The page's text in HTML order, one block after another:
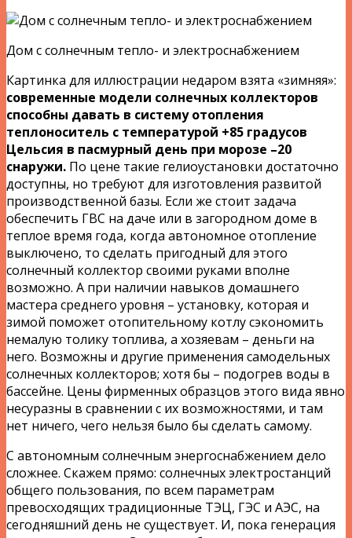
Дом с солнечным тепло- и электроснабжением
Картинка для иллюстрации недаром взята «зимняя»:
современные модели солнечных коллекторов
способны давать в систему отопления
теплоноситель с температурой +85 градусов
Цельсия в пасмурный день при морозе –20
снаружи. По цене такие гелиоустановки достаточно
доступны, но требуют для изготовления развитой
производственной базы. Если же стоит задача
обеспечить ГВС на даче или в загородном доме в
теплое время года, когда автономное отопление
выключено, то сделать пригодный для этого
солнечный коллектор своими руками вполне
возможно. А при наличии навыков домашнего
мастера среднего уровня – установку, которая и
зимой поможет отопительному котлу сэкономить
немалую толику топлива, а хозяевам – деньги на
него. Возможны и другие применения самодельных
солнечных коллекторов; хотя бы – подогрев воды в
бассейне. Цены фирменных образцов этого вида явно
несуразны в сравнении с их возможностями, и там
нет ничего, чего нельзя было бы сделать самому.
С автономным солнечным энергоснабжением дело
сложнее. Скажем прямо: солнечных электростанций
общего пользования, по всем параметрам
превосходящих традиционные ТЭЦ, ГЭС и АЭС, на
сегодняшний день не существует. И, пока генерация